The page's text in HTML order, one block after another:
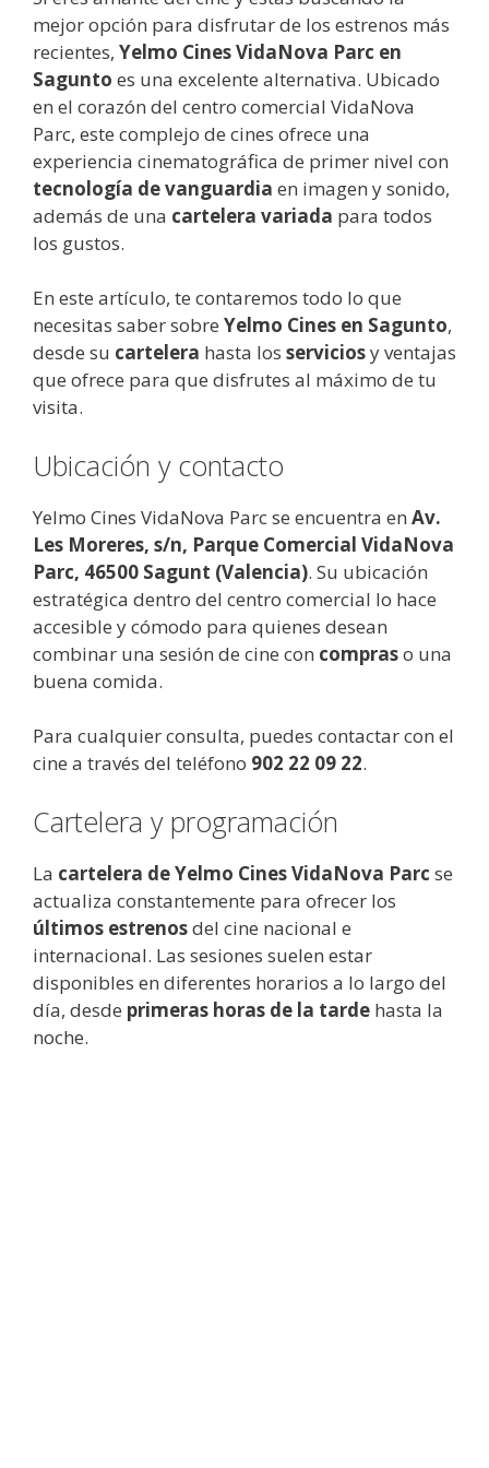
mejor opción para disfrutar de los estrenos más
recientes, Yelmo Cines VidaNova Parc en
Sagunto es una excelente alternativa. Ubicado
en el corazón del centro comercial VidaNova
Parc, este complejo de cines ofrece una
experiencia cinematográfica de primer nivel con
tecnología de vanguardia en imagen y sonido,
además de una cartelera variada para todos
los gustos.
En este artículo, te contaremos todo lo que
necesitas saber sobre Yelmo Cines en Sagunto,
desde su cartelera hasta los serviciosy ventajas
que ofrece para que disfrutes al máximo de tu
visita.
Ubicación y contacto
Yelmo Cines VidaNova Parc se encuentra en Av.
Les Moreres, s/n, Parque Comercial VidaNova
Parc, 46500 Sagunt (Valencia). Su ubicación
estratégica dentro del centro comercial lo hace
accesible y cómodo para quienes desean
combinar una sesión de cine con compraso una
buena comida.
Para cualquier consulta, puedes contactar con el
cine a través del teléfono 902 22 09 22.
Cartelera y programación
La cartelera de Yelmo Cines VidaNova Parc se
actualiza constantemente para ofrecer los
últimos estrenosdel cine nacional e
internacional. Las sesiones suelen estar
disponibles en diferentes horarios a lo largo del
día, desde primeras horas de la tarde hasta la
noche.